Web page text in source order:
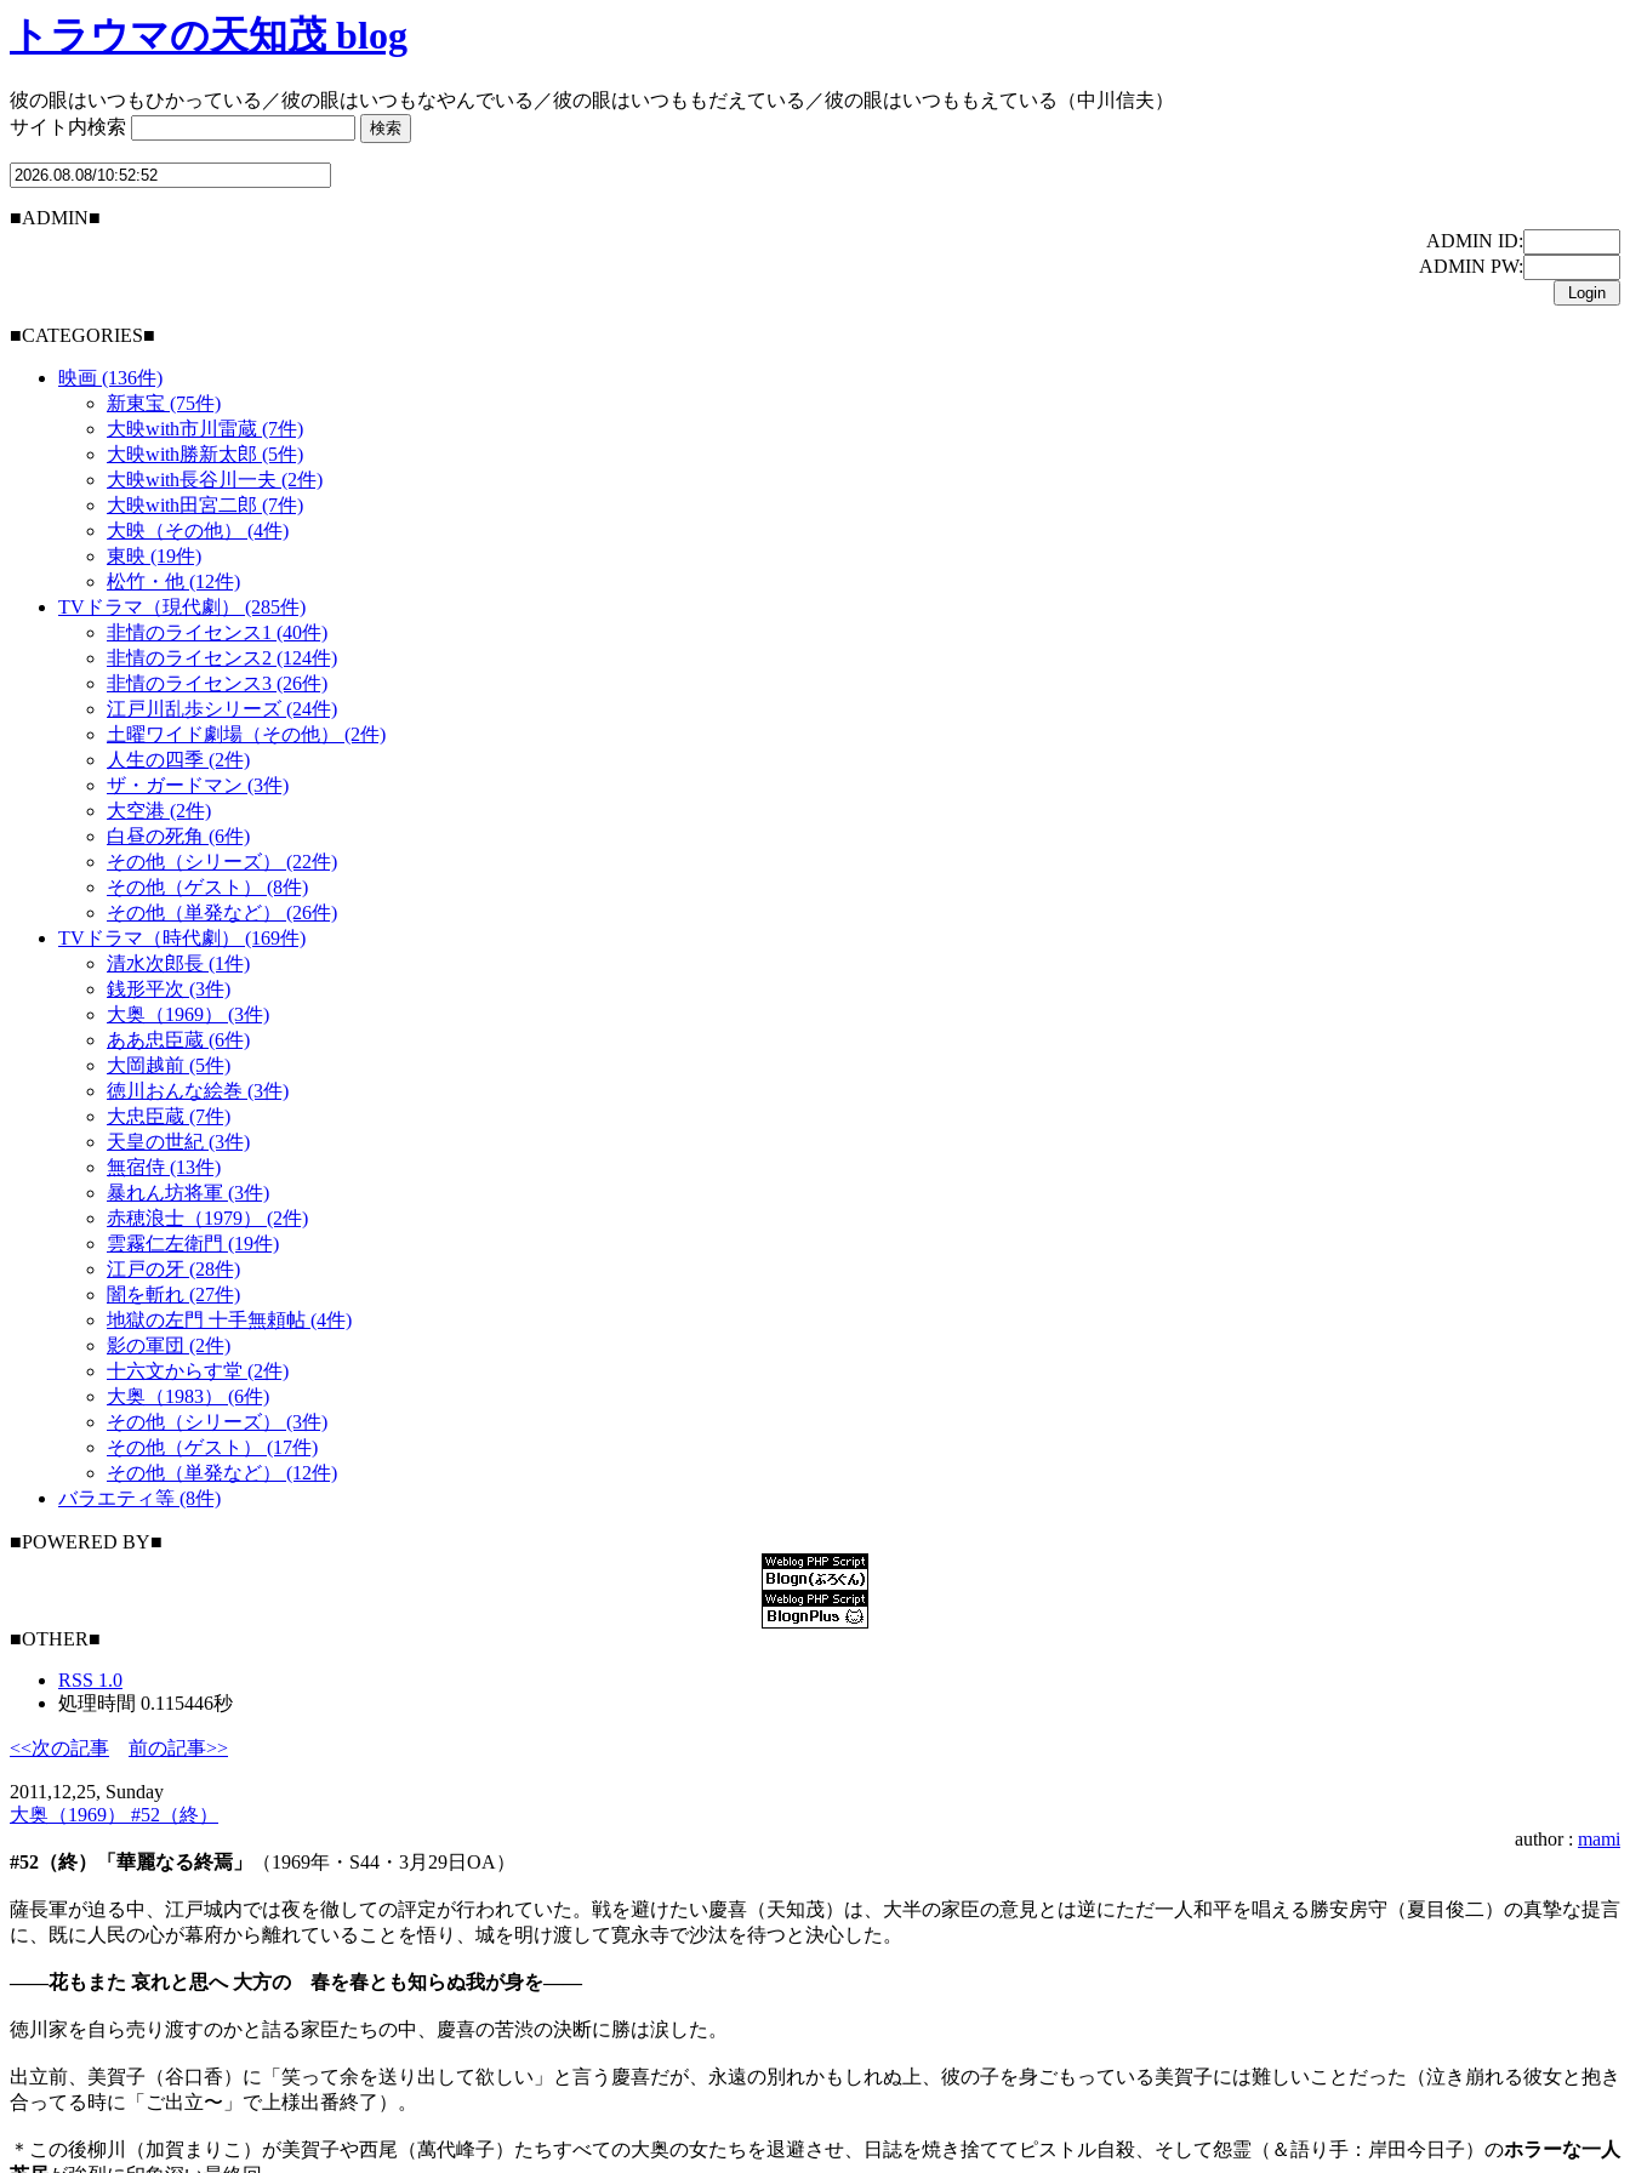
トラウマの天知茂 blog
彼の眼はいつもひかっている／彼の眼はいつもなやんでいる／彼の眼はいつももだえている／彼の眼はいつももえている（中川信夫）
サイト内検索
■ADMIN■
ADMIN ID:
ADMIN PW:
■CATEGORIES■
映画 (136件)
新東宝 (75件)
大映with市川雷蔵 (7件)
大映with勝新太郎 (5件)
大映with長谷川一夫 (2件)
大映with田宮二郎 (7件)
大映（その他） (4件)
東映 (19件)
松竹・他 (12件)
TVドラマ（現代劇） (285件)
非情のライセンス1 (40件)
非情のライセンス2 (124件)
非情のライセンス3 (26件)
江戸川乱歩シリーズ (24件)
土曜ワイド劇場（その他） (2件)
人生の四季 (2件)
ザ・ガードマン (3件)
大空港 (2件)
白昼の死角 (6件)
その他（シリーズ） (22件)
その他（ゲスト） (8件)
その他（単発など） (26件)
TVドラマ（時代劇） (169件)
清水次郎長 (1件)
銭形平次 (3件)
大奥（1969） (3件)
ああ忠臣蔵 (6件)
大岡越前 (5件)
徳川おんな絵巻 (3件)
大忠臣蔵 (7件)
天皇の世紀 (3件)
無宿侍 (13件)
暴れん坊将軍 (3件)
赤穂浪士（1979） (2件)
雲霧仁左衛門 (19件)
江戸の牙 (28件)
闇を斬れ (27件)
地獄の左門 十手無頼帖 (4件)
影の軍団 (2件)
十六文からす堂 (2件)
大奥（1983） (6件)
その他（シリーズ） (3件)
その他（ゲスト） (17件)
その他（単発など） (12件)
バラエティ等 (8件)
■POWERED BY■
■OTHER■
RSS 1.0
処理時間 0.115446秒
<<次の記事 前の記事>>
2011,12,25, Sunday
大奥（1969） #52（終）
author : mami
#52（終）「華麗なる終焉」
（1969年・S44・3月29日OA）
薩長軍が迫る中、江戸城内では夜を徹しての評定が行われていた。戦を避けたい慶喜（天知茂）は、大半の家臣の意見とは逆にただ一人和平を唱える勝安房守（夏目俊二）の真摯な提言
に、既に人民の心が幕府から離れていることを悟り、城を明け渡して寛永寺で沙汰を待つと決心した。
――花もまた 哀れと思へ 大方の 春を春とも知らぬ我が身を――
徳川家を自ら売り渡すのかと詰る家臣たちの中、慶喜の苦渋の決断に勝は涙した。
出立前、美賀子（谷口香）に「笑って余を送り出して欲しい」と言う慶喜だが、永遠の別れかもしれぬ上、彼の子を身ごもっている美賀子には難しいことだった（泣き崩れる彼女と抱き
合ってる時に「ご出立〜」で上様出番終了）。
＊この後柳川（加賀まりこ）が美賀子や西尾（萬代峰子）たちすべての大奥の女たちを退避させ、日誌を焼き捨ててピストル自殺、そして怨霊（＆語り手：岸田今日子）のホラーな一人